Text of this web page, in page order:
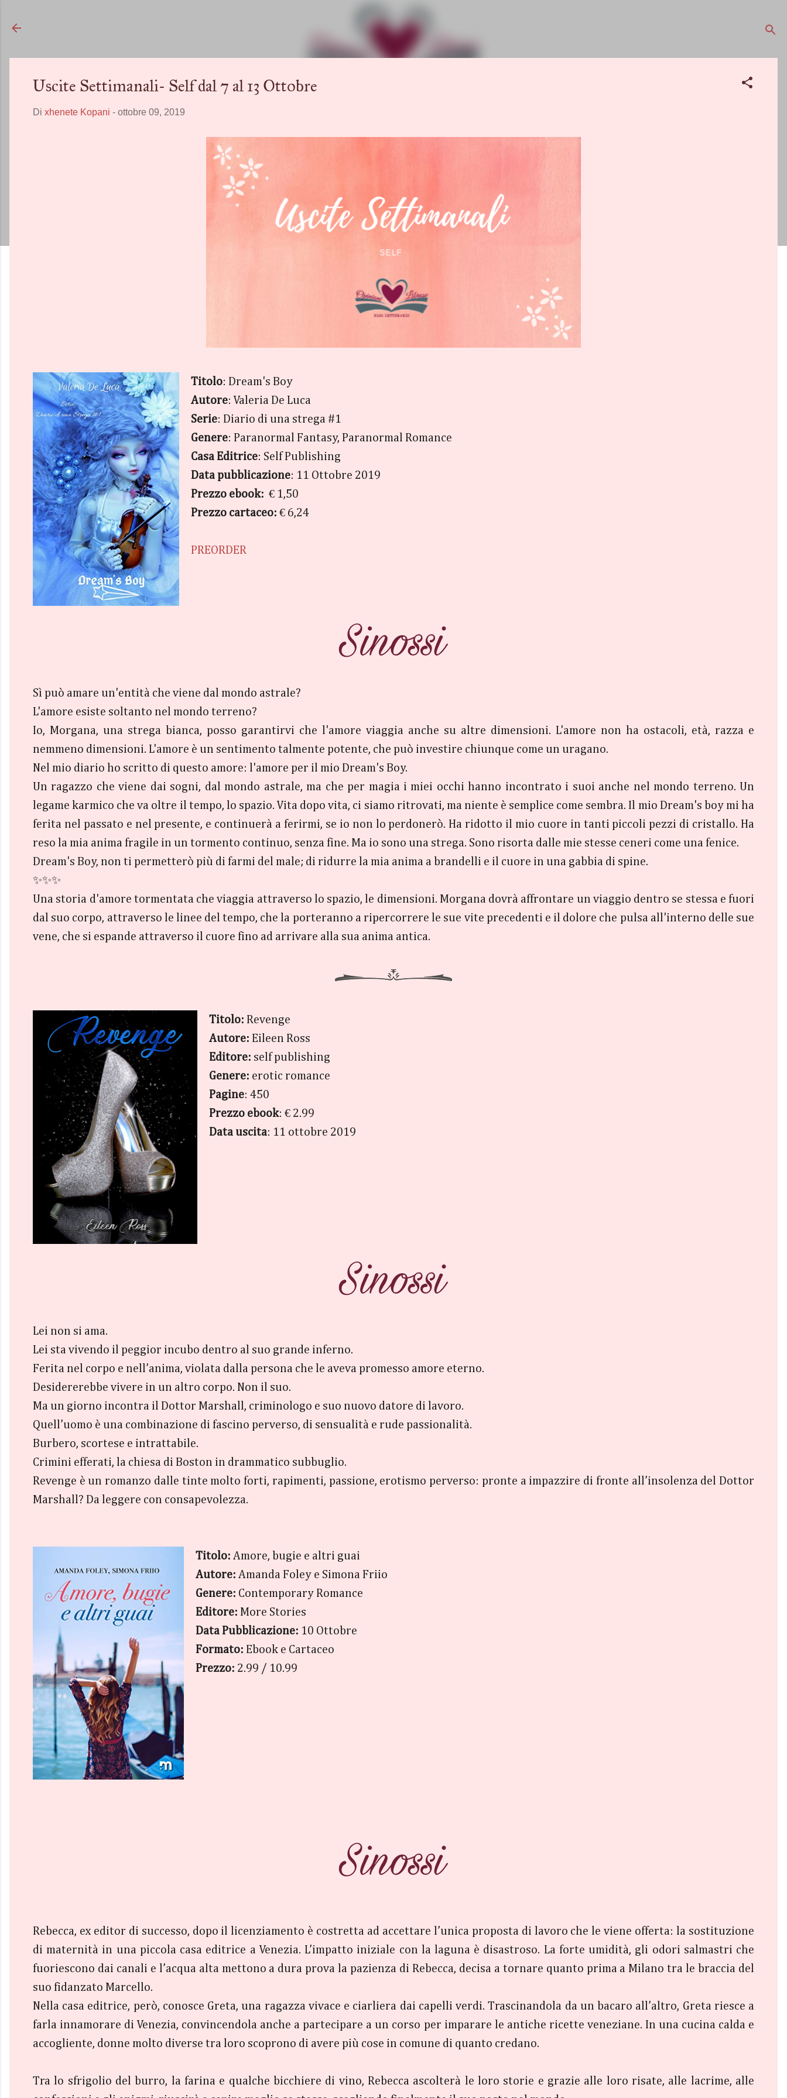
Uscite Settimanali- Self dal 7 al 13 Ottobre
Di xhenete Kopani - ottobre 09, 2019
Titolo: Dream's Boy
Autore: Valeria De Luca
Serie: Diario di una strega #1
Genere: Paranormal Fantasy, Paranormal Romance
Casa Editrice: Self Publishing
Data pubblicazione: 11 Ottobre 2019
Prezzo ebook: € 1,50
Prezzo cartaceo: € 6,24
PREORDER
Sì può amare un'entità che viene dal mondo astrale?
L'amore esiste soltanto nel mondo terreno?
Io, Morgana, una strega bianca, posso garantirvi che l'amore viaggia anche su altre dimensioni. L'amore non ha ostacoli, età, razza e
nemmeno dimensioni. L'amore è un sentimento talmente potente, che può investire chiunque come un uragano.
Nel mio diario ho scritto di questo amore: l'amore per il mio Dream's Boy.
Un ragazzo che viene dai sogni, dal mondo astrale, ma che per magia i miei occhi hanno incontrato i suoi anche nel mondo terreno. Un
legame karmico che va oltre il tempo, lo spazio. Vita dopo vita, ci siamo ritrovati, ma niente è semplice come sembra. Il mio Dream's boy mi ha
ferita nel passato e nel presente, e continuerà a ferirmi, se io non lo perdonerò. Ha ridotto il mio cuore in tanti piccoli pezzi di cristallo. Ha
reso la mia anima fragile in un tormento continuo, senza fine. Ma io sono una strega. Sono risorta dalle mie stesse ceneri come una fenice.
Dream's Boy, non ti permetterò più di farmi del male; di ridurre la mia anima a brandelli e il cuore in una gabbia di spine.
✨✨✨
Una storia d'amore tormentata che viaggia attraverso lo spazio, le dimensioni. Morgana dovrà affrontare un viaggio dentro se stessa e fuori
dal suo corpo, attraverso le linee del tempo, che la porteranno a ripercorrere le sue vite precedenti e il dolore che pulsa all'interno delle sue
vene, che si espande attraverso il cuore fino ad arrivare alla sua anima antica.
Titolo: Revenge
Autore: Eileen Ross
Editore: self publishing
Genere: erotic romance
Pagine: 450
Prezzo ebook: € 2.99
Data uscita: 11 ottobre 2019
Lei non si ama.
Lei sta vivendo il peggior incubo dentro al suo grande inferno.
Ferita nel corpo e nell’anima, violata dalla persona che le aveva promesso amore eterno.
Desidererebbe vivere in un altro corpo. Non il suo.
Ma un giorno incontra il Dottor Marshall, criminologo e suo nuovo datore di lavoro.
Quell’uomo è una combinazione di fascino perverso, di sensualità e rude passionalità.
Burbero, scortese e intrattabile.
Crimini efferati, la chiesa di Boston in drammatico subbuglio.
Revenge è un romanzo dalle tinte molto forti, rapimenti, passione, erotismo perverso: pronte a impazzire di fronte all’insolenza del Dottor
Marshall? Da leggere con consapevolezza.
Titolo: Amore, bugie e altri guai
Autore: Amanda Foley e Simona Friio
Genere: Contemporary Romance
Editore: More Stories
Data Pubblicazione: 10 Ottobre
Formato: Ebook e Cartaceo
Prezzo: 2.99 / 10.99
Rebecca, ex editor di successo, dopo il licenziamento è costretta ad accettare l’unica proposta di lavoro che le viene offerta: la sostituzione
di maternità in una piccola casa editrice a Venezia. L’impatto iniziale con la laguna è disastroso. La forte umidità, gli odori salmastri che
fuoriescono dai canali e l’acqua alta mettono a dura prova la pazienza di Rebecca, decisa a tornare quanto prima a Milano tra le braccia del
suo fidanzato Marcello.
Nella casa editrice, però, conosce Greta, una ragazza vivace e ciarliera dai capelli verdi. Trascinandola da un bacaro all’altro, Greta riesce a
farla innamorare di Venezia, convincendola anche a partecipare a un corso per imparare le antiche ricette veneziane. In una cucina calda e
accogliente, donne molto diverse tra loro scoprono di avere più cose in comune di quanto credano.
Tra lo sfrigolio del burro, la farina e qualche bicchiere di vino, Rebecca ascolterà le loro storie e grazie alle loro risate, alle lacrime, alle